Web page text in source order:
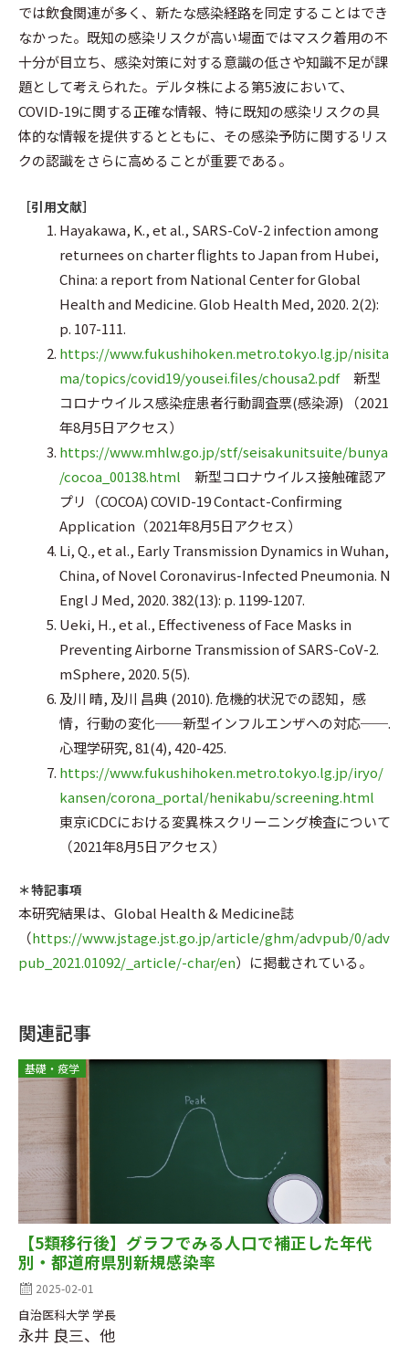
では飲食関連が多く、新たな感染経路を同定することはでき
なかった。既知の感染リスクが高い場面ではマスク着用の不
十分が目立ち、感染対策に対する意識の低さや知識不足が課
題として考えられた。デルタ株による第5波において、
COVID-19に関する正確な情報、特に既知の感染リスクの具
体的な情報を提供するとともに、その感染予防に関するリス
クの認識をさらに高めることが重要である。
［引用文献］
Hayakawa, K., et al., SARS-CoV-2 infection among
returnees on charter flights to Japan from Hubei,
China: a report from National Center for Global
Health and Medicine. Glob Health Med, 2020. 2(2):
p. 107-111.
https://www.fukushihoken.metro.tokyo.lg.jp/nisita
ma/topics/covid19/yousei.files/chousa2.pdf新型
コロナウイルス感染症患者行動調査票(感染源) （2021
年8月5日アクセス）
https://www.mhlw.go.jp/stf/seisakunitsuite/bunya
/cocoa_00138.html 新型コロナウイルス接触確認ア
プリ（COCOA) COVID-19 Contact-Confirming
Application（2021年8月5日アクセス）
Li, Q., et al., Early Transmission Dynamics in Wuhan,
China, of Novel Coronavirus-Infected Pneumonia. N
Engl J Med, 2020. 382(13): p. 1199-1207.
Ueki, H., et al., Effectiveness of Face Masks in
Preventing Airborne Transmission of SARS-CoV-2.
mSphere, 2020. 5(5).
及川 晴, 及川 昌典 (2010). 危機的状況での認知，感
情，行動の変化──新型インフルエンザへの対応──.
心理学研究, 81(4), 420-425.
https://www.fukushihoken.metro.tokyo.lg.jp/iryo/
kansen/corona_portal/henikabu/screening.html
東京iCDCにおける変異株スクリーニング検査について
（2021年8月5日アクセス）
＊特記事項
本研究結果は、Global Health & Medicine誌
（https://www.jstage.jst.go.jp/article/ghm/advpub/0/adv
pub_2021.01092/_article/-char/en）に掲載されている。
関連記事
基礎・疫学
【5類移行後】グラフでみる人口で補正した年代
別・都道府県別新規感染率
2025-02-01
自治医科大学 学長
永井 良三、他